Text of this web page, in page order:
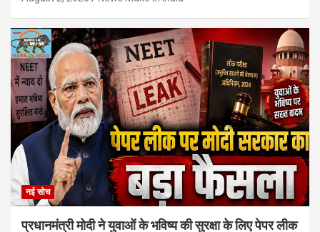
नई सोच
प्रधानमंत्री मोदी ने युवाओं के भविष्य की सुरक्षा के लिए पेपर लीक